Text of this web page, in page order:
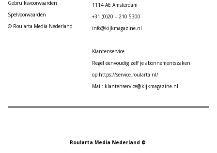
Gebruiksvoorwaarden
Spelvoorwaarden
© Roularta Media Nederland
1114 AE Amsterdam
+31 (0)20 – 210 5300
info@kijkmagazine.nl
Klantenservice
Regel eenvoudig zelf je abonnementszaken
op https://service.roularta.nl/
Mail: klantenservice@kijkmagazine.nl
Roularta Media Nederland ©